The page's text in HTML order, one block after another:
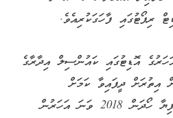
ރިޕޯޓުގައި ފާހަގަކުރިއެވެ.
2018 ވަނަ އަހަރުގެ އޮޑިޓުގައި ކައުންސިލް އިދާރާގެ
އިތުރަށް ދީފައިވާ ކަމަށް
ފާހަގަކޮށްފައިވާ 233،018 ރުފިޔާ ހޯދަން 2018 ވަނަ އަހަރުން